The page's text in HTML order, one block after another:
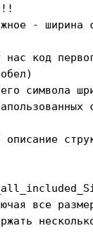
- ширина
первого
символа
все